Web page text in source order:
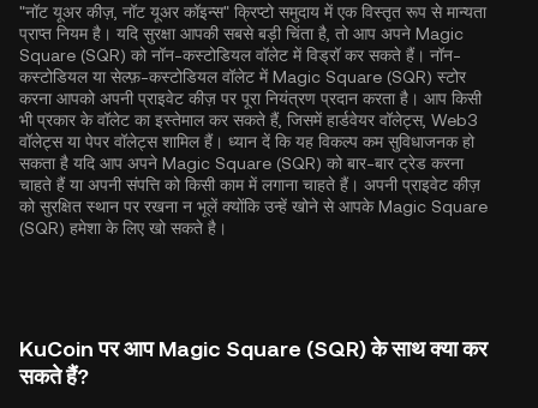
"नॉट यूअर कीज़, नॉट यूअर कॉइन्स" क्रिप्टो समुदाय में एक विस्तृत रूप से मान्यता
प्राप्त नियम है। यदि सुरक्षा आपकी सबसे बड़ी चिंता है, तो आप अपने Magic
Square (SQR) को नॉन-कस्टोडियल वॉलेट में विड्रॉ कर सकते हैं। नॉन-
कस्टोडियल या सेल्फ़-कस्टोडियल वॉलेट में Magic Square (SQR) स्टोर
करना आपको अपनी प्राइवेट कीज़ पर पूरा नियंत्रण प्रदान करता है। आप किसी
भी प्रकार के वॉलेट का इस्तेमाल कर सकते हैं, जिसमें हार्डवेयर वॉलेट्स, Web3
वॉलेट्स या पेपर वॉलेट्स शामिल हैं। ध्यान दें कि यह विकल्प कम सुविधाजनक हो
सकता है यदि आप अपने Magic Square (SQR) को बार-बार ट्रेड करना
चाहते हैं या अपनी संपत्ति को किसी काम में लगाना चाहते हैं। अपनी प्राइवेट कीज़
को सुरक्षित स्थान पर रखना न भूलें क्योंकि उन्हें खोने से आपके Magic Square
(SQR) हमेशा के लिए खो सकते है।
KuCoin पर आप Magic Square (SQR) के साथ क्या कर
सकते हैं?